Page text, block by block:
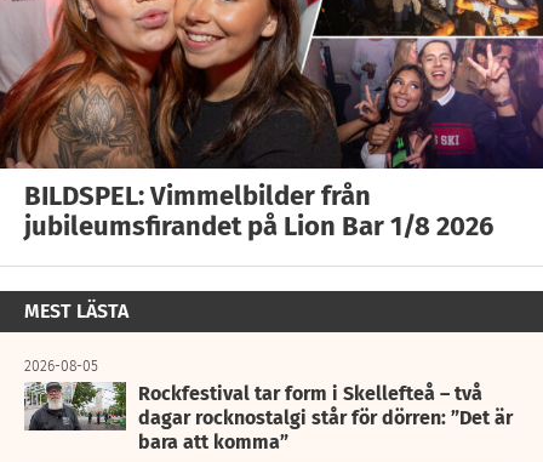
BILDSPEL: Vimmelbilder från
jubileumsfirandet på Lion Bar 1/8 2026
MEST LÄSTA
2026-08-05
Rockfestival tar form i Skellefteå – två
dagar rocknostalgi står för dörren: ”Det är
bara att komma”